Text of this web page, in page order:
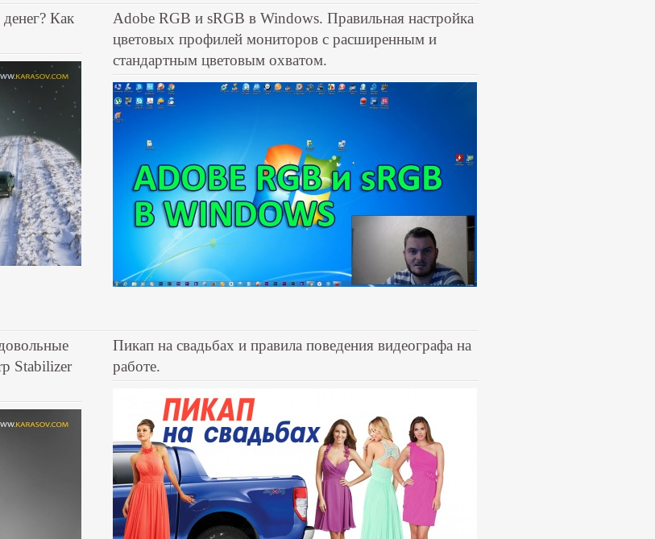
Как
Adobe RGB и sRGB в Windows. Правильная настройка
цветовых профилей мониторов с расширенным и
стандартным цветовым охватом.
Stabilizer
Пикап на свадьбах и правила поведения видеографа на
работе.